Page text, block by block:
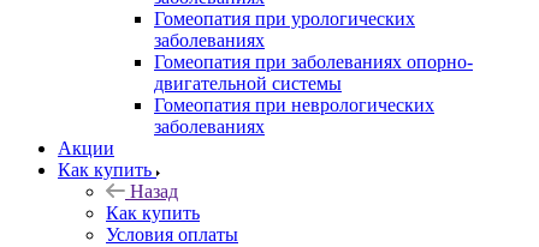
Гомеопатия при урологических
заболеваниях
Гомеопатия при заболеваниях опорно-
двигательной системы
Гомеопатия при неврологических
заболеваниях
Акции
Как купить
Назад
Как купить
Условия оплаты